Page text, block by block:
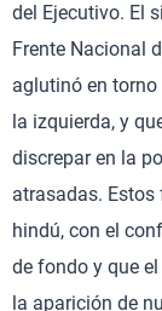
del Ejecutivo. El
Frente Nacional
aglutinó en
la izquierda, y
discrepar en la
atrasadas.
hindú, con el
de fondo y que
la aparición de